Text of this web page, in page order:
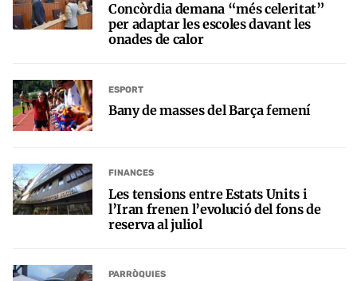
Concòrdia demana “més celeritat”
per adaptar les escoles davant les
onades de calor
ESPORT
Bany de masses del Barça femení
FINANCES
Les tensions entre Estats Units i
l’Iran frenen l’evolució del fons de
reserva al juliol
PARRÒQUIES